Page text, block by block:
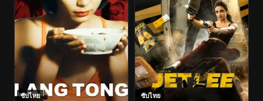
ซับไทย ซับไทย